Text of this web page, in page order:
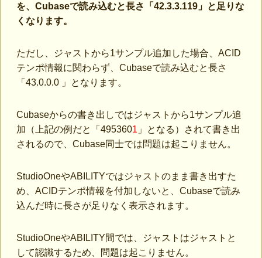
を、Cubaseで読み込むと長さ「42.3.3.119」と足りな
くなります。
ただし、ジャストから1サンプル追加した場合、ACID
テンポ情報に関わらず、Cubaseで読み込むと長さ
「43.0.0.0 」となります。
Cubaseからの書き出しではジャストから1サンプル追
加（上記の例だと「4953601 」となる）されて書き出
されるので、Cubase同士では問題は起こりません。
StudioOneやABILITYではジャストのまま書き出すた
め、ACIDテンポ情報を付加しないと、Cubaseで読み
込んだ時に長さが足りなく表示されます。
StudioOneやABILITY間では、ジャストはジャストと
して認識するため、問題は起こりません。